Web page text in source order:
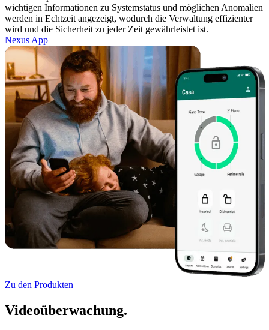
wichtigen Informationen zu Systemstatus und möglichen Anomalien
werden in Echtzeit angezeigt, wodurch die Verwaltung effizienter
wird und die Sicherheit zu jeder Zeit gewährleistet ist.
Nexus App
Zu den Produkten
Videoüberwachung.